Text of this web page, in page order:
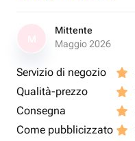
Mittente
Maggio 2026
Servizio di negozio
Qualità-prezzo
Consegna
Come pubblicizzato